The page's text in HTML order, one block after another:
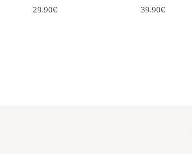
29.90€
39.90€